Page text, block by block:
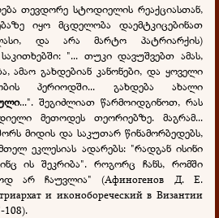
თევდორე სტოდიელის რეაქციასთან,
იყო მცდელობა დაემტკიცებინათ
და არა მარტო პატრიარქის)
"... თუკი დავუშვებთ ამას,
ამაო გახდებიან კანონები, და ყოველი
პერიოდში... გახდება ახალი
...". შეგიძლიათ წარმოიდგინოთ, რას
მეთოდეს თეორიებზე. მაგრამ...
მიდის და საკუთარ წინამორბედებს,
ეკლესიას ადარებს: "რადგან ისინი
ის შეკრიბა". როგორც ჩანს, რომში
არ ჩაუვლია" (Афиногенов Д. Е.
и иконобореческий в Византии
108).